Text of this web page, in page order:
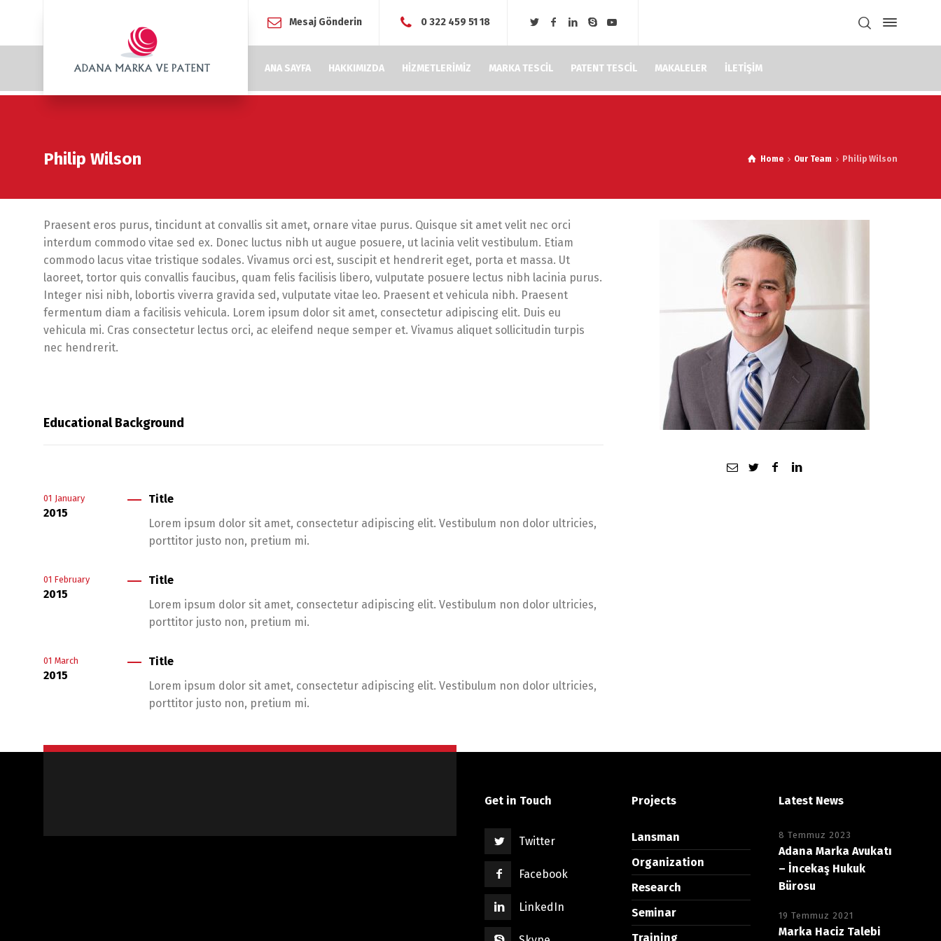
Mesaj Gönderin 0 322 459 51 18
ANA SAYFA HAKKIMIZDA HİZMETLERİMİZ MARKA TESCİL PATENT TESCİL MAKALELER İLETİŞİM
Philip Wilson Home Our Team Philip Wilson
Praesent eros purus, tincidunt at convallis sit amet, ornare vitae purus. Quisque sit amet velit nec orci
interdum commodo vitae sed ex. Donec luctus nibh ut augue posuere, ut lacinia velit vestibulum. Etiam
commodo lacus vitae tristique sodales. Vivamus orci est, suscipit et hendrerit eget, porta et massa. Ut
laoreet, tortor quis convallis faucibus, quam felis facilisis libero, vulputate posuere lectus nibh lacinia purus.
Integer nisi nibh, lobortis viverra gravida sed, vulputate vitae leo. Praesent et vehicula nibh. Praesent
fermentum diam a facilisis vehicula. Lorem ipsum dolor sit amet, consectetur adipiscing elit. Duis eu
vehicula mi. Cras consectetur lectus orci, ac eleifend neque semper et. Vivamus aliquet sollicitudin turpis
nec hendrerit.
Educational Background
01 January
2015
Title
Lorem ipsum dolor sit amet, consectetur adipiscing elit. Vestibulum non dolor ultricies,
porttitor justo non, pretium mi.
01 February
2015
Title
Lorem ipsum dolor sit amet, consectetur adipiscing elit. Vestibulum non dolor ultricies,
porttitor justo non, pretium mi.
01 March
2015
Title
Lorem ipsum dolor sit amet, consectetur adipiscing elit. Vestibulum non dolor ultricies,
porttitor justo non, pretium mi.
Get in Touch
Twitter
Facebook
LinkedIn
Projects
Lansman
Organization
Research
Seminar
Training
Latest News
8 Temmuz 2023
Adana Marka Avukatı
– İncekaş Hukuk
Bürosu
19 Temmuz 2021
Marka Haciz Talebi